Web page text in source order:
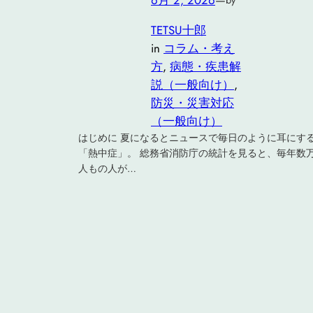
TETSU十郎
in コラム・考え
方, 病態・疾患解
説（一般向け）
防災・災害対応
（一般向け）
はじめに 夏になるとニュースで毎日のように耳にす
「熱中症」。 総務省消防庁の統計を見ると、毎年数
人もの人が…